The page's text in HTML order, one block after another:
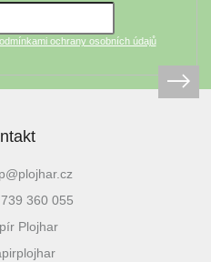
ochrany osobních údajů
@plojhar.cz
360 055
Plojhar